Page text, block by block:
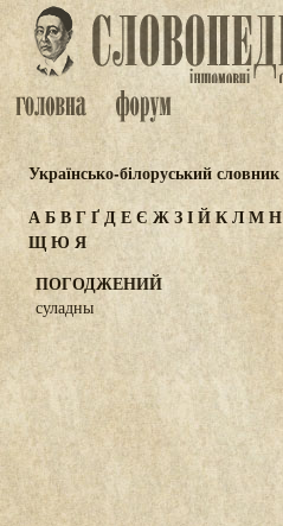
Українсько-білоруський словник
АБВГҐДЕЄ ЖЗІЙКЛМН
ЩЮ Я
ПОГОДЖЕНИЙ
суладны